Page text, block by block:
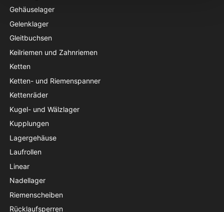
Gehäuselager
Gelenklager
Gleitbuchsen
Keilriemen und Zahnriemen
Ketten
Ketten- und Riemenspanner
Kettenräder
Kugel- und Wälzlager
Kupplungen
Lagergehäuse
Laufrollen
Linear
Nadellager
Riemenscheiben
Rücklaufsperren